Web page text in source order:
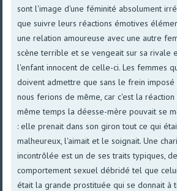
sont l'image d'une féminité absolument
que suivre leurs réactions émotives
une relation amoureuse avec une autre
scène terrible et se vengeait sur sa rivale
l'enfant innocent de celle-ci. Les femmes
doivent admettre que sans le frein imposé
nous ferions de même, car c'est la réaction
même temps la déesse-mère pouvait se
: elle prenait dans son giron tout ce qui
malheureux, l'aimait et le soignait. Une
incontrôlée est un de ses traits typiques,
comportement sexuel débridé tel que
était la grande prostituée qui se donnait à